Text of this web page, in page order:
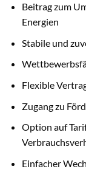
Beitrag zum
Energien
Stabile und
Flexible
Zugang zu
Option auf
Einfacher